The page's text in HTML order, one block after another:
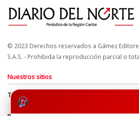
© 2023 Derechos reservados a Gámez
S.A.S. - Prohibida la reproducción parcial o
Nuestros sitios
Términos y Condiciones
Derechos de
Política de uso de cookies
Política de